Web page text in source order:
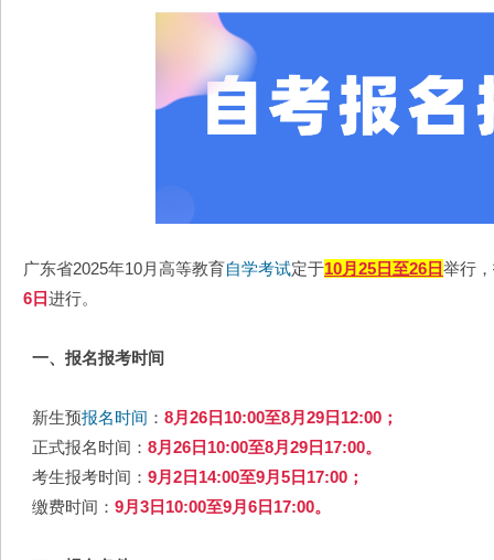
广东省2025年10月高等教育自学考试定于10月25日至26日举行
6日进行。
一、报名报考时间
新生预报名时间 ： 8月26日10:00至8月29日12:00；
正式报名时间： 8月26日10:00至8月29日17:00。
考生报考时间： 9月2日14:00至9月5日17:00；
缴费时间： 9月3日10:00至9月6日17:00。